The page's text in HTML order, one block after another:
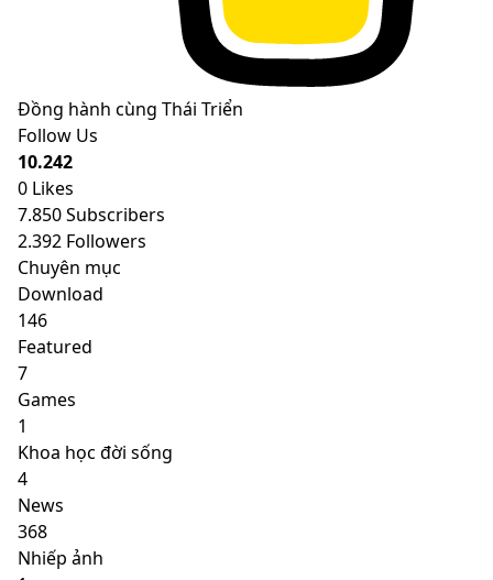
Đồng hành cùng Thái Triển
Follow Us
10.242
0 Likes
7.850Subscribers
2.392 Followers
Chuyên mục
Download
146
Featured
7
Games
1
Khoa học đời sống
4
News
368
Nhiếp ảnh